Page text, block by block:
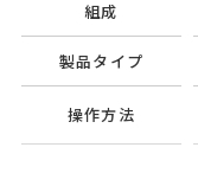
組成
製品タイプ
操作方法